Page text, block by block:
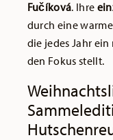
Fučíková. Ihre
durch eine
die jedes Jahr
den Fokus stellt.